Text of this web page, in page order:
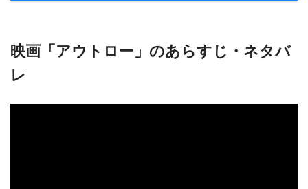
映画「アウトロー」のあらすじ・ネタバ
レ